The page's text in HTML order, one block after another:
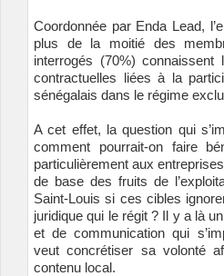
Coordonnée par Enda Lead,
plus de la moitié des
interrogés (70%) connaissent
contractuelles liées à la
sénégalais dans le régime
A cet effet, la question qui
comment pourrait-on faire
particulièrement aux
de base des fruits de
Saint-Louis si ces cibles
juridique qui le régit ? Il y a là
et de communication qui
veut concrétiser sa volonté
contenu local.